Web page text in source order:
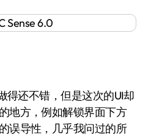
还不错，但是这次的UI却
地方，例如解锁界面下方
误导性，几乎我问过的所